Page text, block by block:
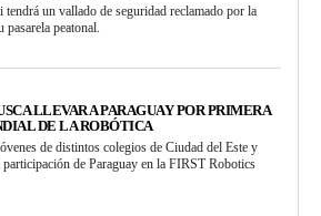
tendrá un vallado de seguridad reclamado por la
peatonal.
LLEVAR A PARAGUAY POR PRIMERA
DE LA ROBÓTICA
de distintos colegios de Ciudad del Este y
de Paraguay en la FIRST Robotics